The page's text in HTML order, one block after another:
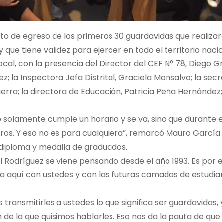
de egreso de los primeros 30 guardavidas que
tiene validez para ejercer en todo el territorio
con la presencia del Director del CEF N° 78, Diego
la Inspectora Jefa Distrital, Graciela Monsalvo; la
la directora de Educación, Patricia Peña Hernández;
cumple un horario y se va, sino que durante
Y eso no es para cualquiera”, remarcó Mauro
y medalla de graduados.
se viene pensando desde el año 1993. Es por
con ustedes y con las futuras camadas de
a ustedes lo que significa ser guardavidas,
la que quisimos hablarles. Eso nos da la pauta de que